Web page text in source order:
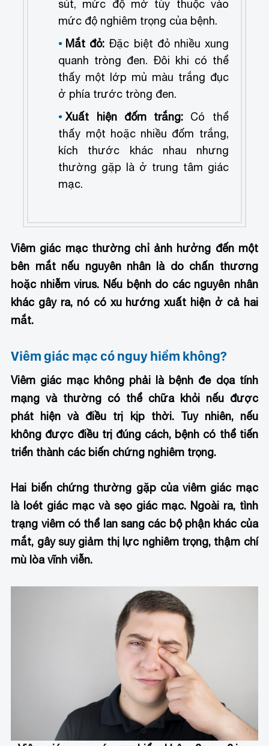
sút, mức độ mờ tùy thuộc vào
mức độ nghiêm trọng của bệnh.
Mắt đỏ: Đặc biệt đỏ nhiều xung
quanh tròng đen. Đôi khi có thể
thấy một lớp mủ màu trắng đục
ở phía trước tròng đen.
Xuất hiện đốm trắng: Có thể
thấy một hoặc nhiều đốm trắng,
kích thước khác nhau nhưng
thường gặp là ở trung tâm giác
mạc.
Viêm giác mạc thường chỉ ảnh hưởng đến một
bên mắt nếu nguyên nhân là do chấn thương
hoặc nhiễm virus. Nếu bệnh do các nguyên nhân
khác gây ra, nó có xu hướng xuất hiện ở cả hai
mắt.
Viêm giác mạc có nguy hiểm không?
Viêm giác mạc không phải là bệnh đe dọa tính
mạng và thường có thể chữa khỏi nếu được
phát hiện và điều trị kịp thời. Tuy nhiên, nếu
không được điều trị đúng cách, bệnh có thể tiến
triển thành các biến chứng nghiêm trọng.
Hai biến chứng thường gặp của viêm giác mạc
là loét giác mạc và sẹo giác mạc. Ngoài ra, tình
trạng viêm có thể lan sang các bộ phận khác của
mắt, gây suy giảm thị lực nghiêm trọng, thậm chí
mù lòa vĩnh viễn.